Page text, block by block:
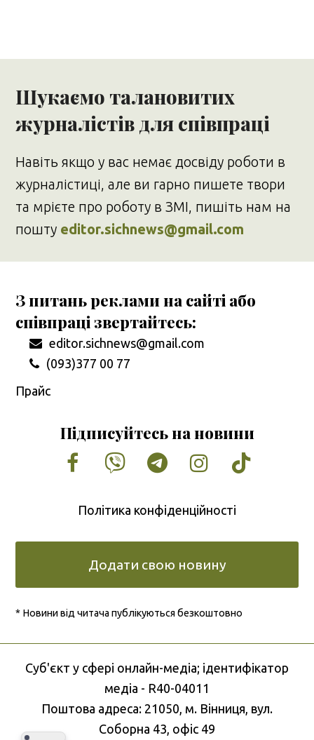
Шукаємо талановитих
журналістів для співпраці
Навіть якщо у вас немає досвіду роботи в
журналістиці, але ви гарно пишете твори
та мрієте про роботу в ЗМІ, пишіть нам на
пошту editor.sichnews@gmail.com
З питань реклами на сайті або
співпраці звертайтесь:
editor.sichnews@gmail.com
(093)377 00 77
Прайс
Підписуйтесь на новини
Facebook
VimeoTumblrInstagram
Tiktok
Політика конфіденційності
Додати свою новину
* Новини від читача публікуються безкоштовно
Cуб'єкт у сфері онлайн-медіа; ідентифікатор
медіа - R40-04011
Поштова адреса: 21050, м. Вінниця, вул.
Соборна 43, офіс 49